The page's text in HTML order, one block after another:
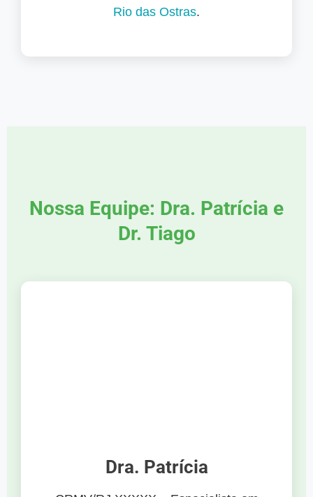
Rio das Ostras.
Nossa Equipe: Dra. Patrícia e
Dr. Tiago
Dra. Patrícia